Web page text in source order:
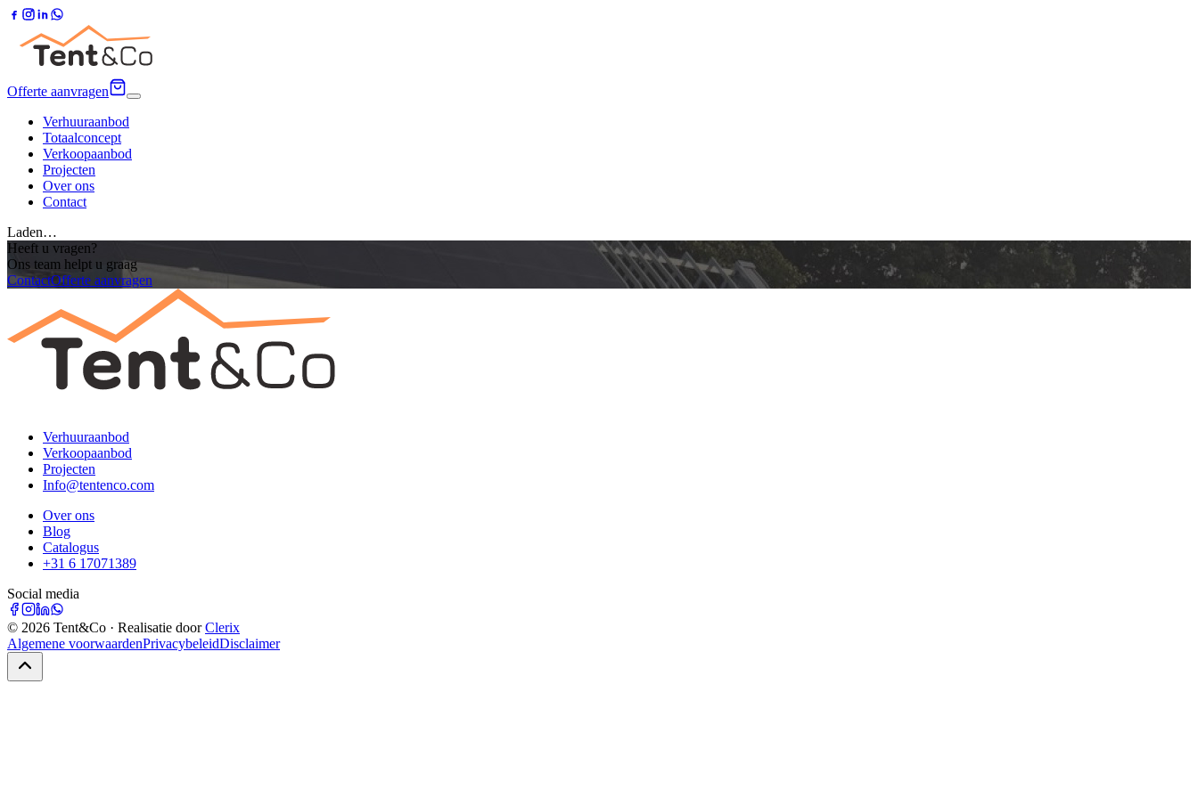
Offerte aanvragen
Verhuuraanbod
Totaalconcept
Verkoopaanbod
Projecten
Over ons
Contact
Laden…
Heeft u vragen?
Ons team helpt u graag
ContactOfferte aanvragen
Verhuuraanbod
Verkoopaanbod
Projecten
Info@tentenco.com
Over ons
Blog
Catalogus
+31 6 17071389
Social media
© 2026 Tent&Co · Realisatie door Clerix
Algemene voorwaardenPrivacybeleidDisclaimer